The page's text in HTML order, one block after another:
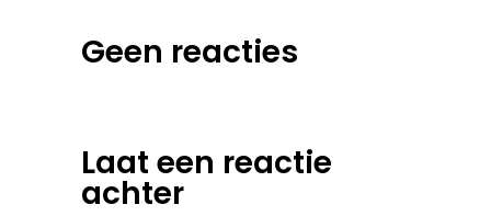
Geen reacties
Laat een reactie
achter